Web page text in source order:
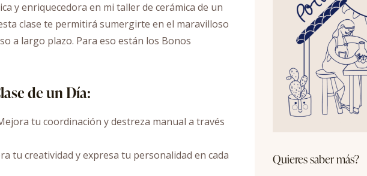
y enriquecedora en mi taller de cerámica de un
clase te permitirá sumergirte en el maravilloso
a largo plazo. Para eso están los Bonos
de un Día:
tu coordinación y destreza manual a través
tu creatividad y expresa tu personalidad en cada Quieres saber más?